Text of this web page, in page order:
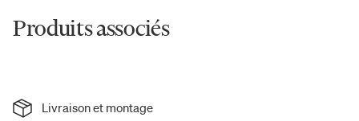
Produits associés
Livraison et montage